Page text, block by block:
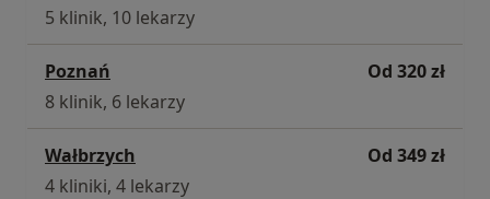
5 klinik, 10 lekarzy
Poznań
Od 320 zł
8 klinik, 6 lekarzy
Wałbrzych
Od 349 zł
4 kliniki, 4 lekarzy